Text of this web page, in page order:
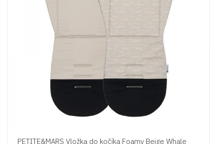
PETITE&MARS Vložka do kočíka Foamy Beige Whale